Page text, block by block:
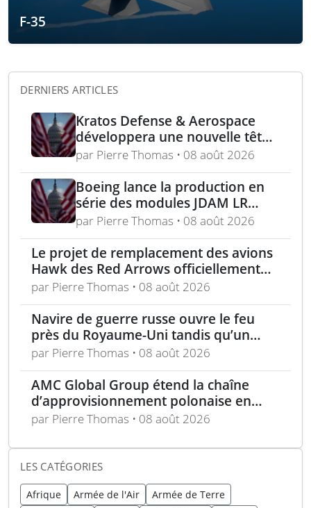
F-35
DERNIERS ARTICLES
Kratos Defense & Aerospace
développera une nouvelle tête
chercheuse pour les missiles
FGM-148 Javelin
par Pierre Thomas • 08 août 2026
Boeing lance la production en
série des modules JDAM LR
pour frappes de précision
longue portée
par Pierre Thomas • 08 août 2026
Le projet de remplacement des avions
Hawk des Red Arrows officiellement
lancé
par Pierre Thomas • 08 août 2026
Navire de guerre russe ouvre le feu
près du Royaume-Uni tandis qu’un
bateau britannique se rapproche
par Pierre Thomas • 08 août 2026
AMC Global Group étend la chaîne
d’approvisionnement polonaise en
munitions de 155 mm
par Pierre Thomas • 08 août 2026
LES CATÉGORIES
Afrique Armée de l'Air
Armée de Terre